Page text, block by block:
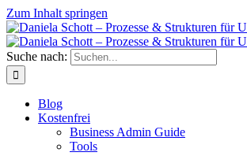
Zum Inhalt springen
Suche nach:
Blog
Kostenfrei
Business Admin Guide
Tools